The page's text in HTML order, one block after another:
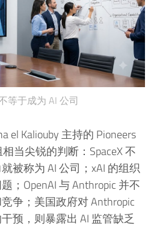
等于成为 AI 公司
el Kaliouby 主持的 Pioneers
当尖锐的判断：SpaceX 不
被称为 AI 公司；xAI 的组织
；OpenAI 与 Anthropic 并不
争；美国政府对 Anthropic
预，则暴露出 AI 监管缺乏